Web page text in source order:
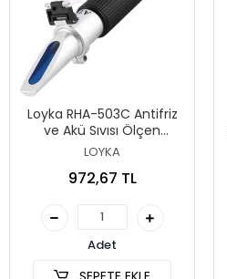
Loyka RHA-503C Antifriz
ve Akü Sıvısı Ölçen
Refraktometre
LOYKA
972,67 TL
Adet